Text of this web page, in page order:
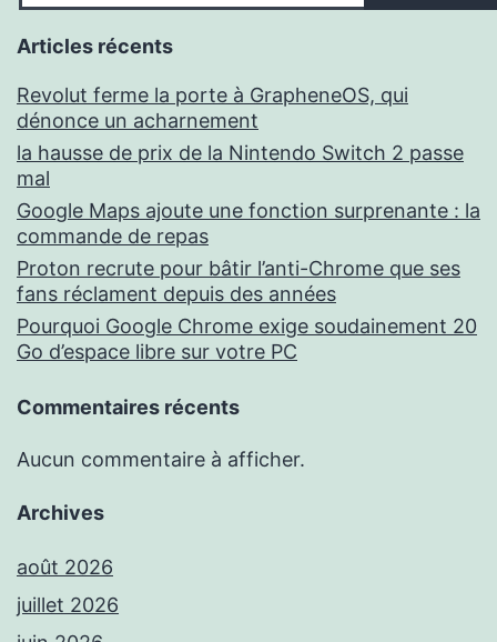
Articles récents
Revolut ferme la porte à GrapheneOS, qui
dénonce un acharnement
la hausse de prix de la Nintendo Switch 2 passe
mal
Google Maps ajoute une fonction surprenante : la
commande de repas
Proton recrute pour bâtir l’anti-Chrome que ses
fans réclament depuis des années
Pourquoi Google Chrome exige soudainement 20
Go d’espace libre sur votre PC
Commentaires récents
Aucun commentaire à afficher.
Archives
août 2026
juillet 2026